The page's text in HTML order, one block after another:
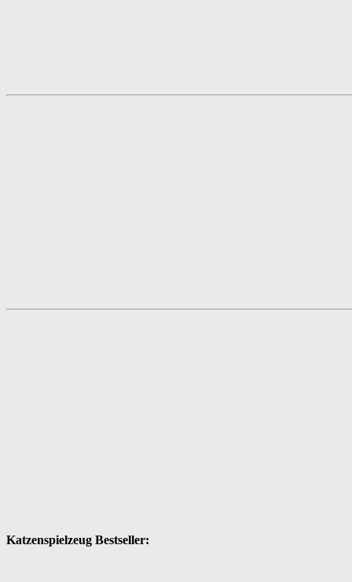
Katzenspielzeug Bestseller: